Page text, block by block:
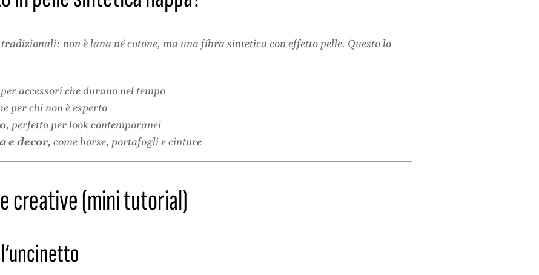
non è lana né cotone, ma una fibra sintetica con effetto pelle. Questo lo
accessori che durano nel tempo
per chi non è esperto
, perfetto per look contemporanei
e decor, come borse, portafogli e cinture
creative (mini tutorial)